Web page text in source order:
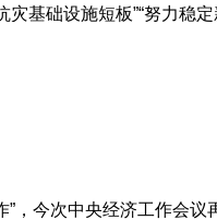
灾基础设施短板”“努力稳
次中央经济工作会议